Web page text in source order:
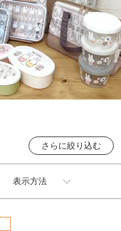
さらに絞り込む
表示方法